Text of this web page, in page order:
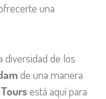
una
diversidad de los
de una manera
está aquí para